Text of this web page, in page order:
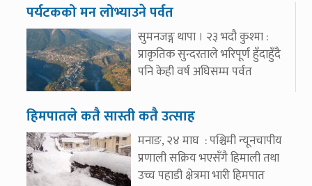
पर्यटकको मन लोभ्याउने पर्वत
सुमनजङ्ग थापा । २३ भदौ कुश्मा :
प्राकृतिक सुन्दरताले भरिपूर्ण हुँदाहुँदै
पनि केही वर्ष अघिसम्म पर्वत
हिमपातले कतै सास्ती कतै उत्साह
मनाङ, २४ माघ : पश्चिमी न्यूनचापीय
प्रणाली सक्रिय भएसँगै हिमाली तथा
उच्च पहाडी क्षेत्रमा भारी हिमपात